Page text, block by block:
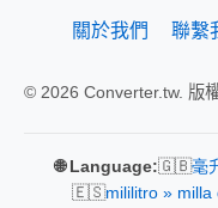
關於我們 聯繫
© 2026 Converter.tw. 版
🌐 Language:🇬🇧毫
🇪🇸mililitro » milla